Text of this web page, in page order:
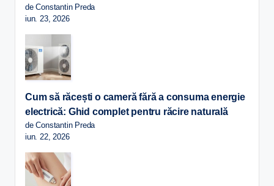
de Constantin Preda
iun. 23, 2026
Cum să răcești o cameră fără a consuma energie
electrică: Ghid complet pentru răcire naturală
de Constantin Preda
iun. 22, 2026